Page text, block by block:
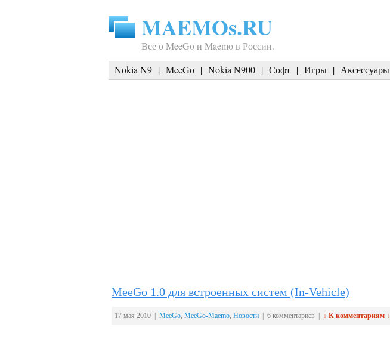
MAEMOs.RU
Все о MeeGo и Maemo в России.
Nokia N9 | MeeGo | Nokia N900 | Софт | Игры | Аксессуары
MeeGo 1.0 для встроенных систем (In-Vehicle)
17 мая 2010 | MeeGo, MeeGo-Maemo, Новости | 6 комментариев | ↓ К комментариям ↓